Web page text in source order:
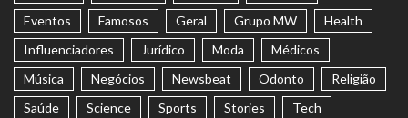
Eventos
Famosos Geral Grupo MW
Health
Influenciadores
Jurídico Moda
Médicos
Música
Negócios Newsbeat Odonto
Religião
Saúde
Science Sports Stories
Tech